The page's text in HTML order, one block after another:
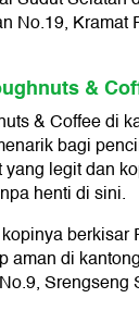
No.19, Kramat
&
& Coffee di
bagi
yang legit dan
henti di sini.
berkisar
aman di
Srengseng